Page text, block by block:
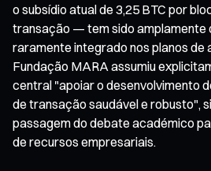
o subsídio atual de 3,25 BTC por
transação — tem sido amplamente
raramente integrado nos planos de
Fundação MARA assumiu
central "apoiar o desenvolvimento
de transação saudável e robusto",
passagem do debate académico
de recursos empresariais.